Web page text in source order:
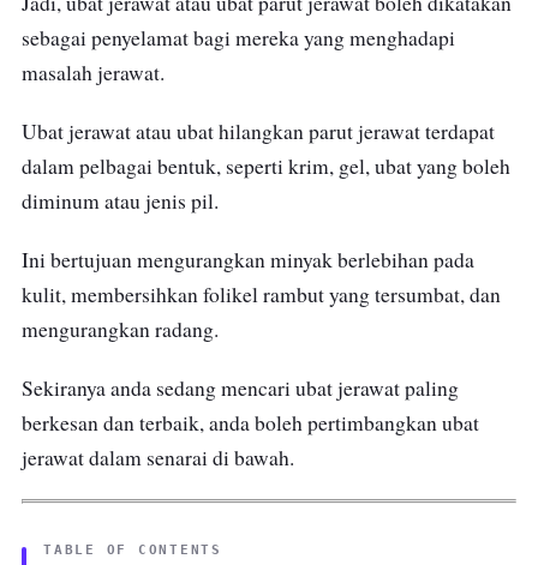
sebagai penyelamat bagi mereka yang menghadapi
masalah jerawat.
Ubat jerawat atau ubat hilangkan parut jerawat terdapat
dalam pelbagai bentuk, seperti krim, gel, ubat yang boleh
diminum atau jenis pil.
Ini bertujuan mengurangkan minyak berlebihan pada
kulit, membersihkan folikel rambut yang tersumbat, dan
mengurangkan radang.
Sekiranya anda sedang mencari ubat jerawat paling
berkesan dan terbaik, anda boleh pertimbangkan ubat
jerawat dalam senarai di bawah.
TABLE OF CONTENTS